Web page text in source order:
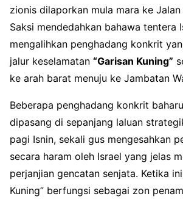
zionis dilaporkan mula mara ke Jalan
Saksi mendedahkan bahawa tentera
mengalihkan penghadang konkrit
jalur keselamatan “Garisan Kuning”
ke arah barat menuju ke Jambatan
Beberapa penghadang konkrit
dipasang di sepanjang laluan
pagi Isnin, sekali gus mengesahkan
secara haram oleh Israel yang jelas
perjanjian gencatan senjata. Ketika
Kuning” berfungsi sebagai zon